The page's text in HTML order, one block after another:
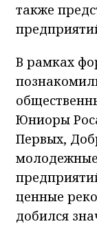
также
В рамках
Юниоры
Первых,
ценные
добился